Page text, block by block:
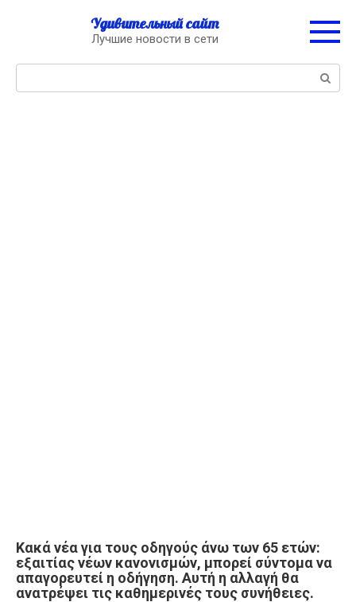
Удивительный сайт
Лучшие новости в сети
Κακά νέα για τους οδηγούς άνω των 65 ετών:
εξαιτίας νέων κανονισμών, μπορεί σύντομα να
απαγορευτεί η οδήγηση. Αυτή η αλλαγή θα
ανατρέψει τις καθημερινές τους συνήθειες.